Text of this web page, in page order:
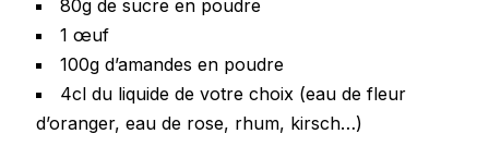
80g de sucre en poudre
1 œuf
100g d’amandes en poudre
4cl du liquide de votre choix (eau de fleur
d’oranger, eau de rose, rhum, kirsch…)